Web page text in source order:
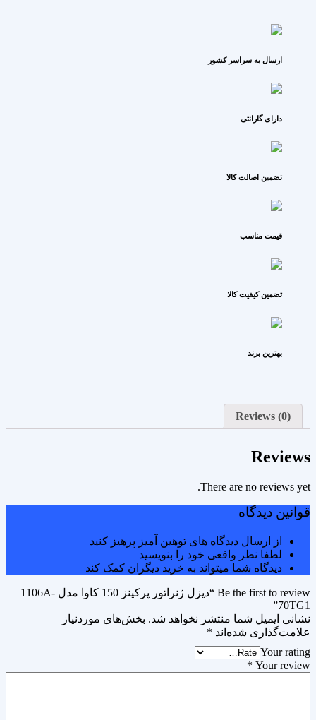
ارسال به سراسر کشور
دارای گارانتی
تضمین اصالت کالا
قیمت مناسب
تضمین کیفیت کالا
بهترین برند
Reviews (0)
Reviews
There are no reviews yet.
قوانین دیدگاه
از ارسال دیدگاه های توهین آمیز پرهیز کنید
لطفا نظر واقعی خود را بنویسید
دیدگاه شما میتواند به خرید دیگران کمک کند
Be the first to review “دیزل ژنراتور پرکینز 150 کاوا مدل 1106A-
70TG1”
نشانی ایمیل شما منتشر نخواهد شد. بخش‌های موردنیاز
علامت‌گذاری شده‌اند *
Your rating
Your review
*